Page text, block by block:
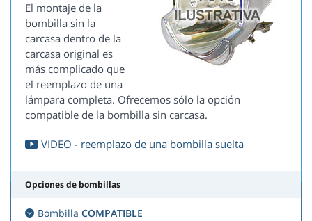
El montaje de la
bombilla sin la
carcasa dentro de la
carcasa original es
más complicado que
el reemplazo de una
lámpara completa. Ofrecemos sólo la opción
compatible de la bombilla sin carcasa.
VIDEO - reemplazo de una bombilla suelta
Opciones de bombillas
Bombilla COMPATIBLE